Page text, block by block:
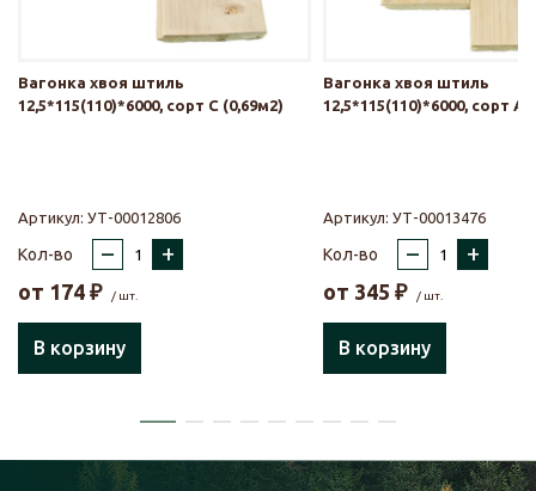
Вагонка хвоя штиль
12,5*115(110)*6000, сорт С (0,69м2)
Артикул: УТ-00012806
Кол-во – +
от 174 ₽ / шт.
В корзину
Вагонка хвоя штиль
12,5*115(110)*6000, сорт
Артикул: УТ-00013476
Кол-во – +
от 345 ₽ / шт.
В корзину